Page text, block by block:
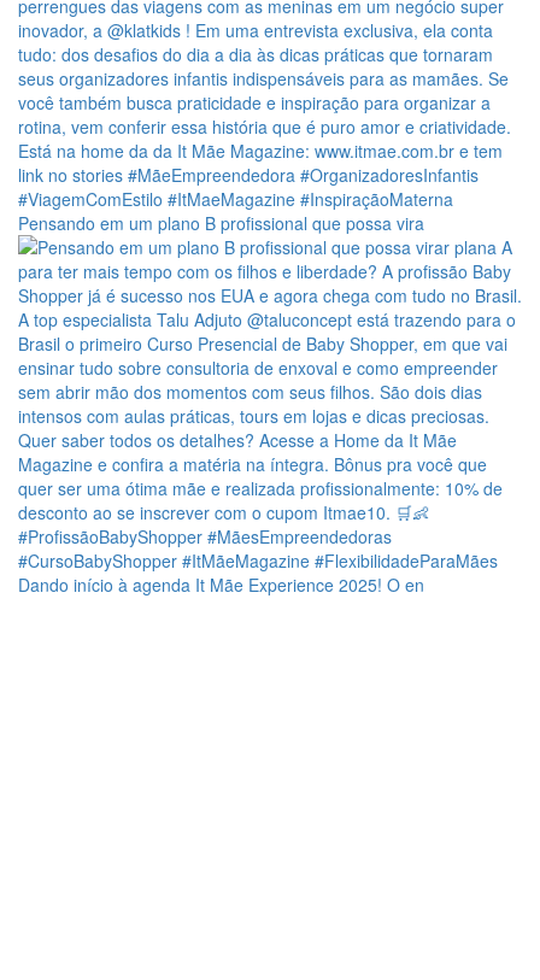
Pensando em um plano B profissional que possa vira
Dando início à agenda It Mãe Experience 2025! O en